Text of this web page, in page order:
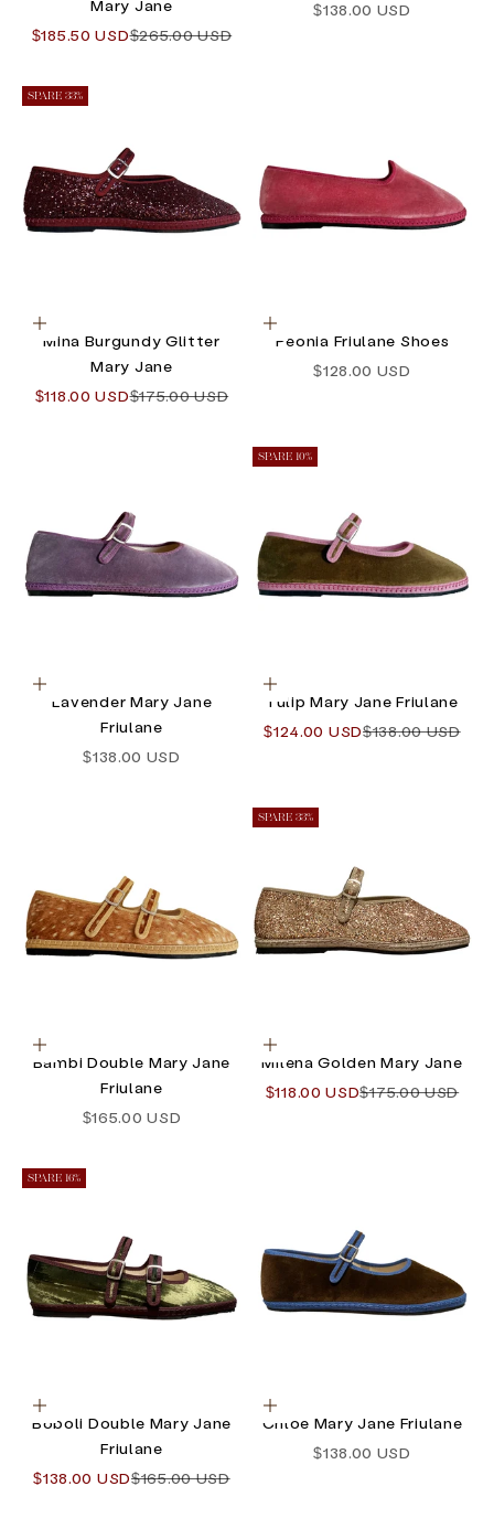
Mary Jane
Angebot
$185.50 USDRegulärer Preis
$265.00 USD
Angebot
$138.00 USD
SPARE 33%
Optionen auswählen
Mina Burgundy Glitter
Mary Jane
Angebot
$118.00 USDRegulärer Preis
$175.00 USD
Optionen auswählen
Peonia Friulane Shoes
Angebot
$128.00 USD
Optionen auswählen
Lavender Mary Jane
Friulane
Angebot
$138.00 USD
SPARE 10%
Optionen auswählen
Tulip Mary Jane Friulane
Angebot
$124.00 USDRegulärer Preis
$138.00 USD
Optionen auswählen
Bambi Double Mary Jane
Friulane
Angebot
$165.00 USD
SPARE 33%
Optionen auswählen
Milena Golden Mary Jane
Angebot
$118.00 USDRegulärer Preis
$175.00 USD
SPARE 16%
Optionen auswählen
Boboli Double Mary Jane
Friulane
Angebot
$138.00 USDRegulärer Preis
$165.00 USD
Optionen auswählen
Chloe Mary Jane Friulane
Angebot
$138.00 USD